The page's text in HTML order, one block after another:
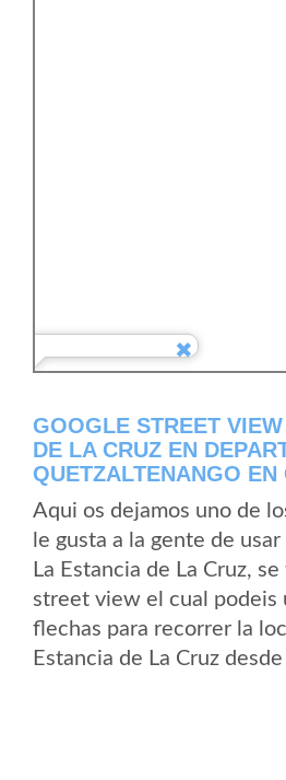
GOOGLE STREET
DE LA CRUZ EN
QUETZALTENANGO
Aqui os dejamos uno de
le gusta a la gente de
La Estancia de La Cruz,
street view el cual podeis
flechas para recorrer la
Estancia de La Cruz